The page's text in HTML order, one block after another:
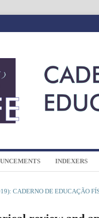
INDEXERS
CADERNO DE EDUCAÇÃO